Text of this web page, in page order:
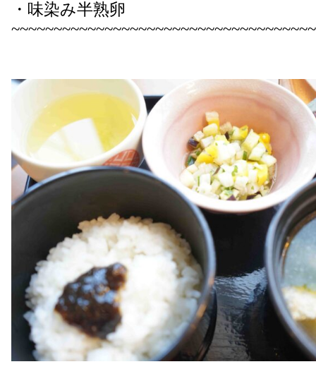
・味染み半熟卵